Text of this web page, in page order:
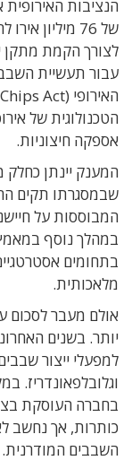
הנציבות
לצורך הקמת מתקן
עבור תעשיית
הטכנולוגית של
אספקה חיצוניות.
שבמסגרתו תקים
המבוססות על
במהלך נוסף במאמץ
בתחומים
מלאכותית.
אולם מעבר לסכום
יותר. בשנים
וגלובלפאונדריז.
בחברה העוסקת
כותרות, אך נחשב
השבבים המודרנית.